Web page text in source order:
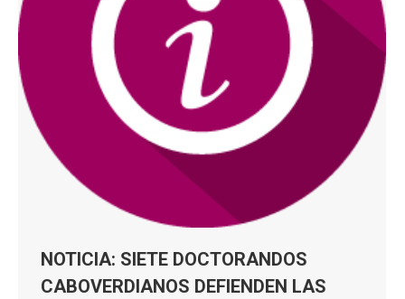
NOTICIA: SIETE DOCTORANDOS
CABOVERDIANOS DEFIENDEN LAS